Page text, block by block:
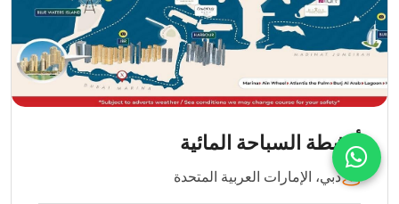
أنشطة السباحة المائية
دبي، الإمارات العربية المتحدة